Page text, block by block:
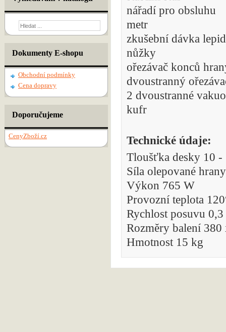
Dokumenty E-shopu
Obchodní podmínky
Cena dopravy
Doporučujeme
CenyZboží.cz
nářadí pro obsluhu
metr
zkušební dávka
nůžky
ořezávač konců
dvoustranný
2 dvoustranné
kufr
Technické údaje:
Tloušťka desky 10 -
Síla olepované
Výkon 765 W
Provozní teplota
Rychlost posuvu
Rozměry balení
Hmotnost 15 kg